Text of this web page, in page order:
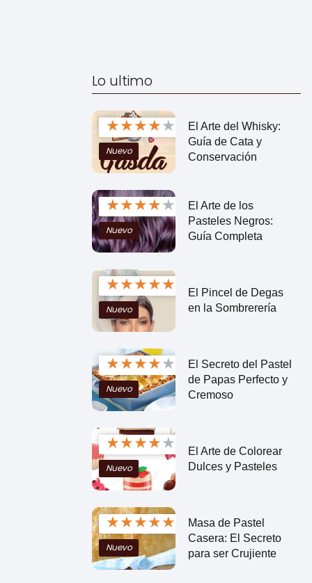
Lo ultimo
★★★★★
Nuevo
El Arte del Whisky:
Guía de Cata y
Conservación
★★★★★
Nuevo
El Arte de los
Pasteles Negros:
Guía Completa
★★★★★
Nuevo
El Pincel de Degas
en la Sombrerería
★★★★★
Nuevo
El Secreto del Pastel
de Papas Perfecto y
Cremoso
★★★★★
Nuevo
El Arte de Colorear
Dulces y Pasteles
★★★★★
Nuevo
Masa de Pastel
Casera: El Secreto
para ser Crujiente